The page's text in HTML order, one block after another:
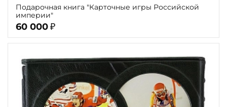
Подарочная книга "Карточные игры Российской
империи"
60 000 ₽